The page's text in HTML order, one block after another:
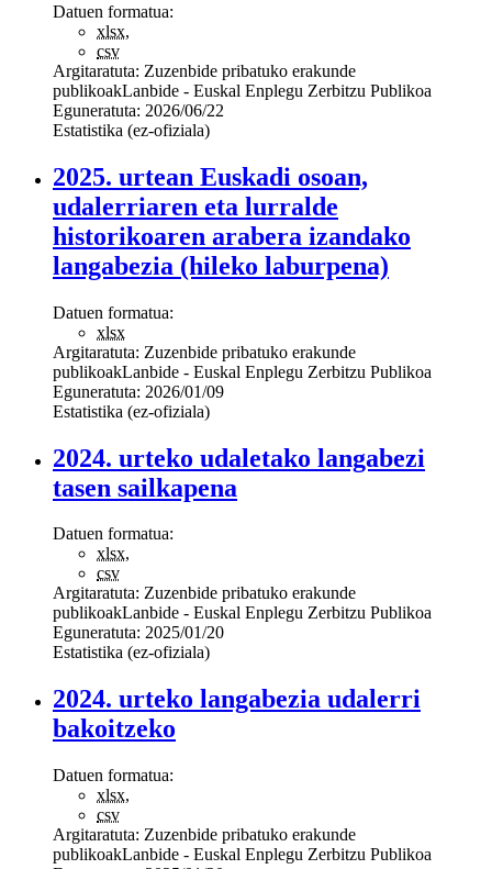
Datuen formatua:
xlsx,
csv
Argitaratuta: Zuzenbide pribatuko erakunde
publikoakLanbide - Euskal Enplegu Zerbitzu Publikoa
Eguneratuta: 2026/06/22
Estatistika (ez-ofiziala)
2025. urtean Euskadi osoan,
udalerriaren eta lurralde
historikoaren arabera izandako
langabezia (hileko laburpena)
Datuen formatua:
xlsx
Argitaratuta: Zuzenbide pribatuko erakunde
publikoakLanbide - Euskal Enplegu Zerbitzu Publikoa
Eguneratuta: 2026/01/09
Estatistika (ez-ofiziala)
2024. urteko udaletako langabezi
tasen sailkapena
Datuen formatua:
xlsx,
csv
Argitaratuta: Zuzenbide pribatuko erakunde
publikoakLanbide - Euskal Enplegu Zerbitzu Publikoa
Eguneratuta: 2025/01/20
Estatistika (ez-ofiziala)
2024. urteko langabezia udalerri
bakoitzeko
Datuen formatua:
xlsx,
csv
Argitaratuta: Zuzenbide pribatuko erakunde
publikoakLanbide - Euskal Enplegu Zerbitzu Publikoa